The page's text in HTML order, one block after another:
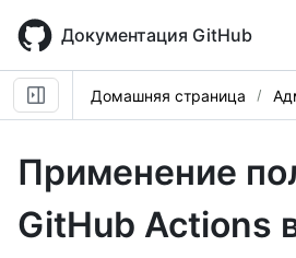
main
content
Документация GitHub
Домашняя страница
Применение
GitHub Actions